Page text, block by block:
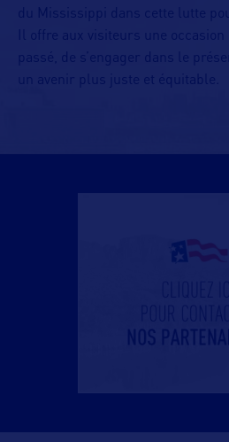
du Mississippi dans cette lutte
Il offre aux visiteurs une
passé, de s’engager dans le
un avenir plus juste et équitable.